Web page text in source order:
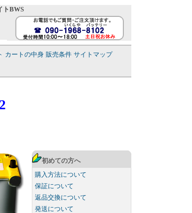
トBWS
カートの中身 販売条件 サイトマップ
初めての方へ
購入方法について
保証について
返品交換について
発送について